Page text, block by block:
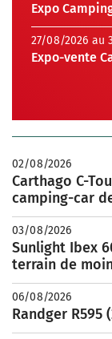
Expo
27/08/2026 au
Expo-vente
02/08/2026
Carthago C-
camping-car
03/08/2026
Sunlight Ibex
terrain de
06/08/2026
Randger R595